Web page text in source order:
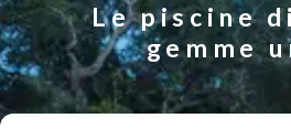
Le piscine
gemme